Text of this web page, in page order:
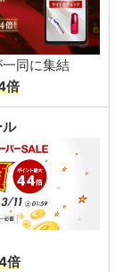
一同に集結
倍
倍